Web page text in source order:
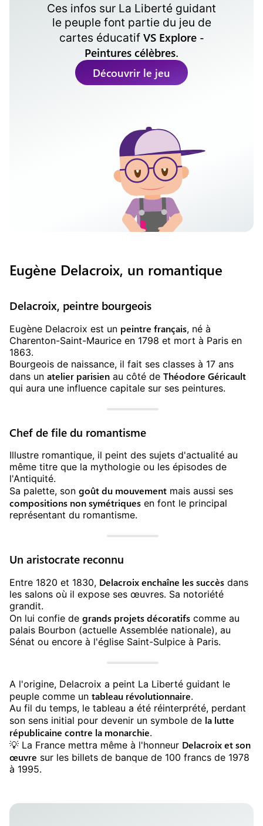
Ces infos sur La Liberté guidant
le peuple font partie du jeu de
cartes éducatif VS Explore -
Peintures célèbres.
Découvrir le jeu
Eugène Delacroix, un romantique
Delacroix, peintre bourgeois
Eugène Delacroix est un peintre français, né à
Charenton-Saint-Maurice en 1798 et mort à Paris en
1863.
Bourgeois de naissance, il fait ses classes à 17 ans
dans un atelier parisien au côté de Théodore Géricault
qui aura une influence capitale sur ses peintures.
Chef de file du romantisme
Illustre romantique, il peint des sujets d'actualité au
même titre que la mythologie ou les épisodes de
l'Antiquité.
Sa palette, son goût du mouvement mais aussi ses
compositions non symétriques en font le principal
représentant du romantisme.
Un aristocrate reconnu
Entre 1820 et 1830, Delacroix enchaîne les succès dans
les salons où il expose ses œuvres. Sa notoriété
grandit.
On lui confie de grands projets décoratifs comme au
palais Bourbon (actuelle Assemblée nationale), au
Sénat ou encore à l'église Saint-Sulpice à Paris.
A l'origine, Delacroix a peint La Liberté guidant le
peuple comme un tableau révolutionnaire.
Au fil du temps, le tableau a été réinterprété, perdant
son sens initial pour devenir un symbole de la lutte
républicaine contre la monarchie.
💡️ La France mettra même à l'honneur Delacroix et son
œuvre sur les billets de banque de 100 francs de 1978
à 1995.